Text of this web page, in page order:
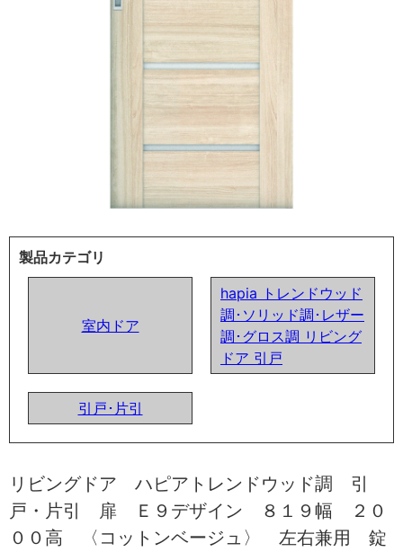
製品カテゴリ
室内ドア
hapia トレンドウッド
調･ソリッド調･レザー
調･グロス調 リビング
ドア 引戸
引戸･片引
リビングドア ハピアトレンドウッド調 引
戸・片引 扉 Ｅ９デザイン ８１９幅 ２０
００高 〈コットンベージュ〉 左右兼用 錠